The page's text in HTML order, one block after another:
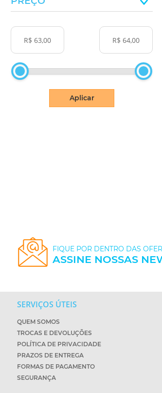
Aplicar
FIQUE POR DENTRO DAS
ASSINE NOSSAS
SERVIÇOS ÚTEIS
QUEM SOMOS
TROCAS E DEVOLUÇÕES
POLÍTICA DE PRIVACIDADE
PRAZOS DE ENTREGA
FORMAS DE PAGAMENTO
SEGURANÇA